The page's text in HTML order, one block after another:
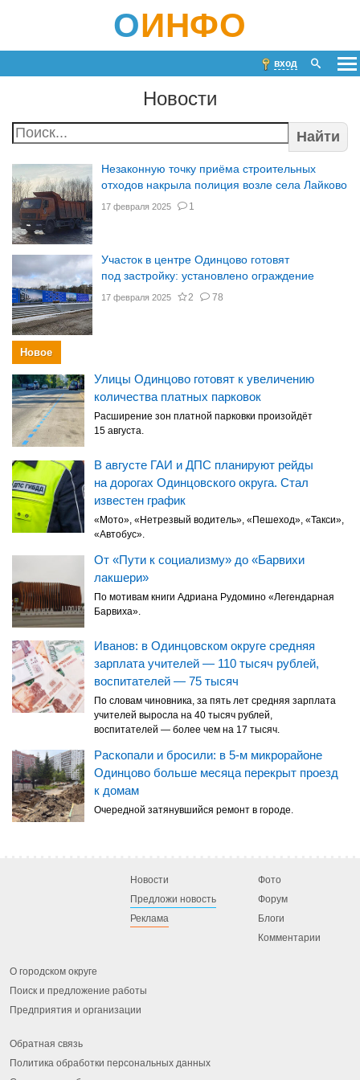
ОИНФО
вход
Новости
Найти
Незаконную точку приёма строительных
отходов накрыла полиция возле села Лайково
17 февраля 2025 1
Участок в центре Одинцово готовят
под застройку: установлено ограждение
17 февраля 2025 2 78
Новое
Улицы Одинцово готовят к увеличению
количества платных парковок
Расширение зон платной парковки произойдёт
15 августа.
В августе ГАИ и ДПС планируют рейды
на дорогах Одинцовского округа. Стал
известен график
«Мото», «Нетрезвый водитель», «Пешеход», «Такси»,
«Автобус».
От «Пути к социализму» до «Барвихи
лакшери»
По мотивам книги Адриана Рудомино «Легендарная
Барвиха».
Иванов: в Одинцовском округе средняя
зарплата учителей — 110 тысяч рублей,
воспитателей — 75 тысяч
По словам чиновника, за пять лет средняя зарплата
учителей выросла на 40 тысяч рублей,
воспитателей — более чем на 17 тысяч.
Раскопали и бросили: в 5-м микрорайоне
Одинцово больше месяца перекрыт проезд
к домам
Очередной затянувшийся ремонт в городе.
Новости
Предложи новость
Реклама
Фото
Форум
Блоги
Комментарии
О городском округе
Поиск и предложение работы
Предприятия и организации
Обратная связь
Политика обработки персональных данных